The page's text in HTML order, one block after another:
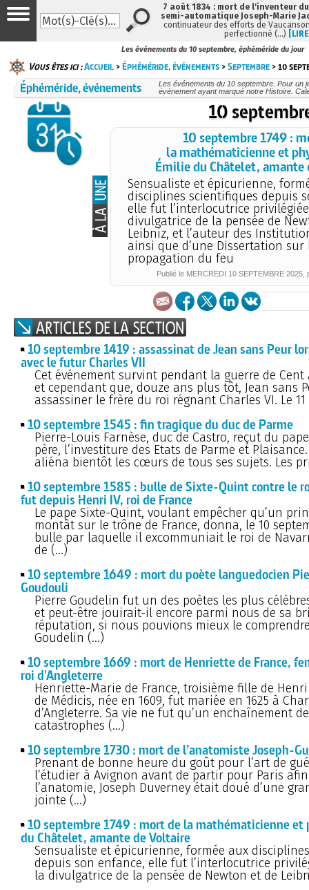
Les événements du 10 septembre, éphéméride du jour
Vous êtes ici :Accueil >Éphéméride, événements >Septembre > 10
Éphéméride, événements
Les événements du 10 septembre. Pour un
événement ayant marqué notre Histoire.
10
10 septembre 1749 :
la mathématicienne et
Émilie du Châtelet, amante
Sensualiste et épicurienne,
disciplines scientifiques depuis
elle fut l’interlocutrice
divulgatrice de la pensée de
Leibniz, et l’auteur des
ainsi que d’une Dissertation
propagation du feu
Publié le MERCREDI 10 SEPTEMBRE 2025
10 septembre 1419 : assassinat de Jean sans Peur
avec le futur Charles VII
Cet événement survint pendant la guerre de Cent
et cependant que, douze ans plus tôt, Jean sans
assassiner le frère du roi régnant Charles VI. Le
10 septembre 1545 : fin tragique du duc de Parme
Pierre-Louis Farnèse, duc de Castro, reçut du
père, l’investiture des Etats de Parme et
aliéna bientôt les cœurs de tous ses sujets. Les
10 septembre 1585 : bulle de Sixte-Quint contre le
fut depuis Henri IV, roi de France
Le pape Sixte-Quint, voulant empêcher qu’un
montât sur le trône de France, donna, le 10
bulle par laquelle il excommuniait le roi de
de (…)
10 septembre 1649 : mort du poète languedocien
Goudouli
Pierre Goudelin fut un des poètes les plus
et peut-être jouirait-il encore parmi nous de sa
réputation, si nous pouvions mieux le
Goudelin (…)
10 septembre 1669 : mort de Henriette de France,
roi d'Angleterre
Henriette-Marie de France, troisième fille de
de Médicis, née en 1609, fut mariée en 1625 à
d’Angleterre. Sa vie ne fut qu’un enchaînement de
catastrophes (…)
10 septembre 1730 : mort de l’anatomiste Joseph-
Prenant de bonne heure du goût pour l’art de
l’étudier à Avignon avant de partir pour Paris afin
l’anatomie, Joseph Duverney était doué d’une
jointe (…)
10 septembre 1749 : mort de la mathématicienne et
du Châtelet, amante de Voltaire
Sensualiste et épicurienne, formée aux
depuis son enfance, elle fut l’interlocutrice
la divulgatrice de la pensée de Newton et de
7 août 1834 : mort de l'inventeur
semi-automatique Joseph-Marie
continuateur des efforts de
perfectionné (…)